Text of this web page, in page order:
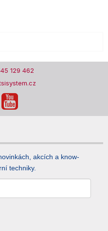
129 462
akcích a know-
techniky.